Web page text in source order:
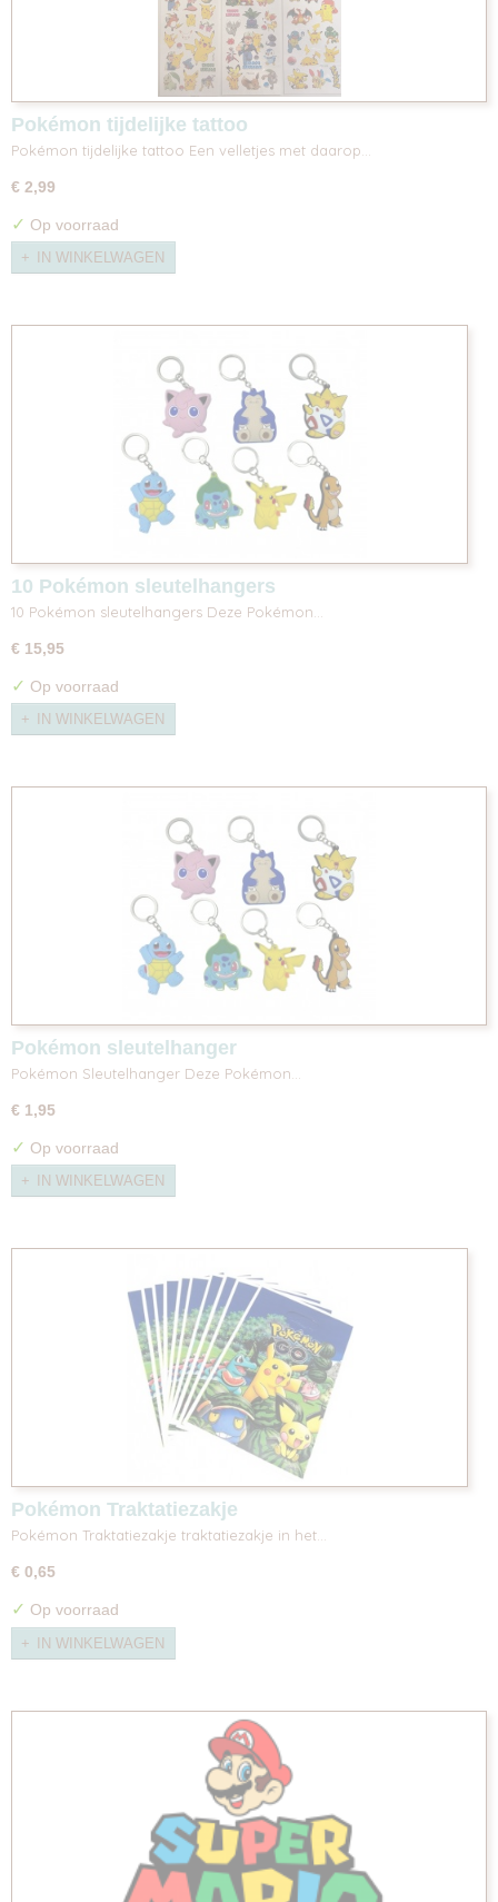
Pokémon tijdelijke tattoo
Pokémon tijdelijke tattoo Een velletjes met daarop…
€ 2,99
✓ Op voorraad
IN WINKELWAGEN
10 Pokémon sleutelhangers
10 Pokémon sleutelhangers Deze Pokémon…
€ 15,95
✓ Op voorraad
IN WINKELWAGEN
Pokémon sleutelhanger
Pokémon Sleutelhanger Deze Pokémon…
€ 1,95
✓ Op voorraad
IN WINKELWAGEN
Pokémon Traktatiezakje
Pokémon Traktatiezakje traktatiezakje in het…
€ 0,65
✓ Op voorraad
IN WINKELWAGEN